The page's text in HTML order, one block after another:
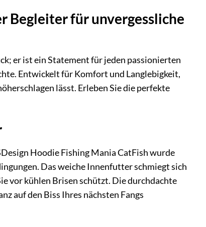
Begleiter für unvergessliche
er ist ein Statement für jeden passionierten
Entwickelt für Komfort und Langlebigkeit,
lässt. Erleben Sie die perfekte
Hoodie Fishing Mania CatFish wurde
Das weiche Innenfutter schmiegt sich
vor kühlen Brisen schützt. Die durchdachte
auf den Biss Ihres nächsten Fangs